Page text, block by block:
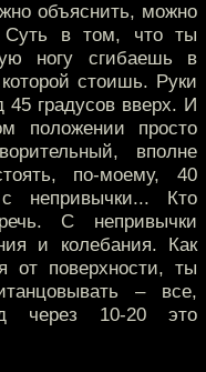
объяснить, можно
Суть в том, что ты
ногу сгибаешь в
стоишь. Руки
градусов вверх. И
положении просто
вполне
по-моему, 40
непривычки... Кто
С непривычки
и колебания. Как
от поверхности, ты
– все,
через 10-20 это